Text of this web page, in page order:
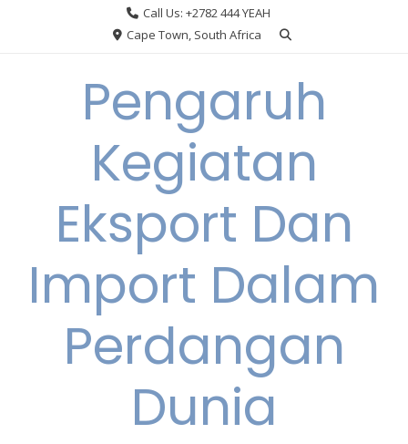
Call Us: +2782 444 YEAH
Cape Town, South Africa
Pengaruh
Kegiatan
Eksport Dan
Import Dalam
Perdangan
Dunia